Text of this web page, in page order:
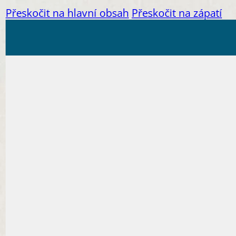
Přeskočit na hlavní obsah Přeskočit na zápatí